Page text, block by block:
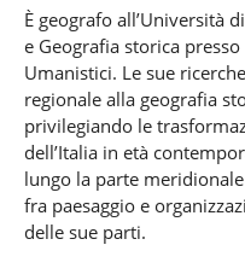
È geografo all’Università
e Geografia storica
Umanistici. Le sue
regionale alla geografia
privilegiando le
dell’Italia in età
lungo la parte
fra paesaggio e
delle sue parti.